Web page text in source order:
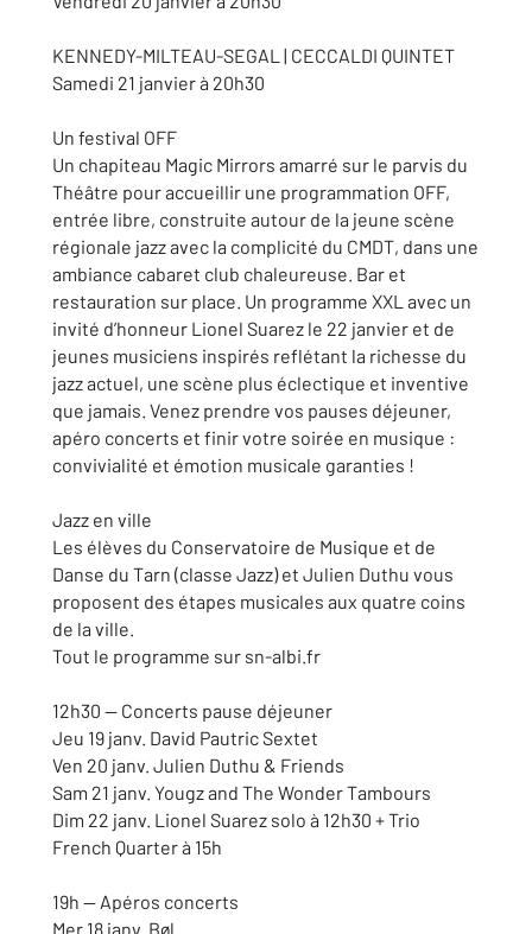
KENNEDY-MILTEAU-SEGAL | CECCALDI QUINTET
Samedi 21 janvier à 20h30
Un festival OFF
Un chapiteau Magic Mirrors amarré sur le parvis du
Théâtre pour accueillir une programmation OFF,
entrée libre, construite autour de la jeune scène
régionale jazz avec la complicité du CMDT, dans une
ambiance cabaret club chaleureuse. Bar et
restauration sur place. Un programme XXL avec un
invité d’honneur Lionel Suarez le 22 janvier et de
jeunes musiciens inspirés reflétant la richesse du
jazz actuel, une scène plus éclectique et inventive
que jamais. Venez prendre vos pauses déjeuner,
apéro concerts et finir votre soirée en musique :
convivialité et émotion musicale garanties !
Jazz en ville
Les élèves du Conservatoire de Musique et de
Danse du Tarn (classe Jazz) et Julien Duthu vous
proposent des étapes musicales aux quatre coins
de la ville.
Tout le programme sur sn-albi.fr
12h30 — Concerts pause déjeuner
Jeu 19 janv. David Pautric Sextet
Ven 20 janv. Julien Duthu & Friends
Sam 21 janv. Yougz and The Wonder Tambours
Dim 22 janv. Lionel Suarez solo à 12h30 + Trio
French Quarter à 15h
19h — Apéros concerts
Mer 18 janv. Bøl